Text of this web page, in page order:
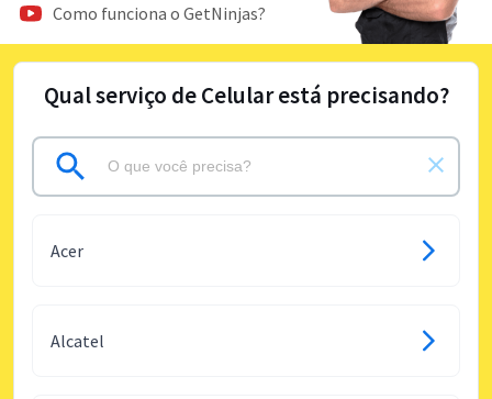
Como funciona o GetNinjas?
Qual serviço de Celular está precisando?
Acer
Alcatel